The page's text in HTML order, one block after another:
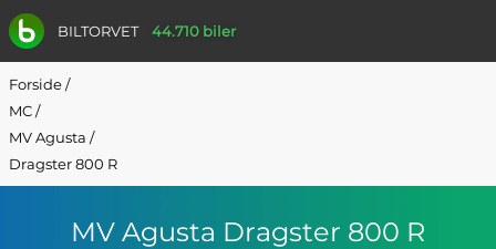
BILTORVET 44.710 biler
Forside/
MC/
MV Agusta /
Dragster 800 R
MV Agusta Dragster 800 R